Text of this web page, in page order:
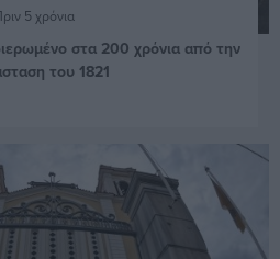
5 χρόνια
στα 200 χρόνια από την
του 1821